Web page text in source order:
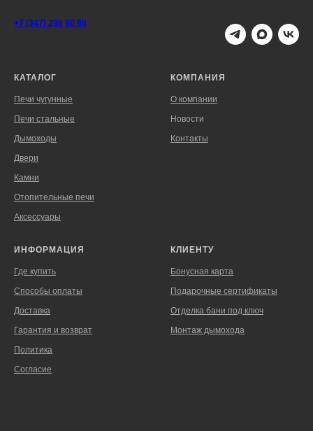
+7 (347) 298 90 98
КАТАЛОГ
Печи чугунные
Печи стальные
Дымоходы
Двери
Камни
Отопительные печи
Аксессуары
КОМПАНИЯ
О компании
Новости
Контакты
ИНФОРМАЦИЯ
Где купить
Способы оплаты
Доставка
Гарантия и возврат
Политика
Согласие
КЛИЕНТУ
Бонусная карта
Подарочные сертификаты
Отделка бани под ключ
Монтаж дымохода